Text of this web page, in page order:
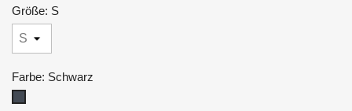
Größe: S
Farbe: Schwarz